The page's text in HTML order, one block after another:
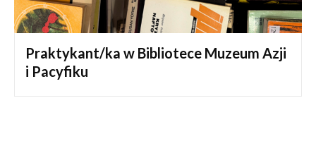
Praktykant/ka w Bibliotece Muzeum Azji
i Pacyfiku